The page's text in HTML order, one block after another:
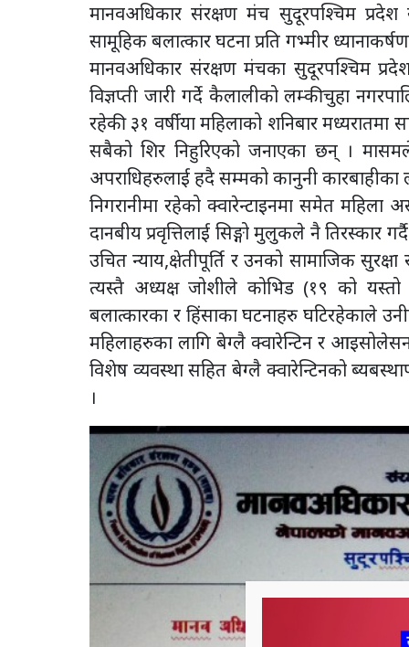
मानवअधिकार संरक्षण मंच सुदूरपश्चिम प्रदेश
सामूहिक बलात्कार घटना प्रति गभ्मीर
मानवअधिकार संरक्षण मंचका सुदूरपश्चिम
विज्ञप्ती जारी गर्दे कैलालीको लम्कीचुहा
रहेकी ३१ वर्षीया महिलाको शनिबार
सबैको शिर निहुरिएको जनाएका छन् ।
अपराधिहरुलाई हदै सम्मको कानुनी कारबाहीका
निगरानीमा रहेको क्वारेन्टाइनमा समेत
दानबीय प्रवृत्तिलाई सिङ्गो मुलुकले नै तिरस्कार
उचित न्याय,क्षेतीपूर्ति र उनको सामाजिक
त्यस्तै अध्यक्ष जोशीले कोभिड (१९ को यस्तो
बलात्कारका र हिंसाका घटनाहरु घटिरहेकाले
महिलाहरुका लागि बेग्लै क्वारेन्टिन र
विशेष व्यवस्था सहित बेग्लै क्वारेन्टिनको
।